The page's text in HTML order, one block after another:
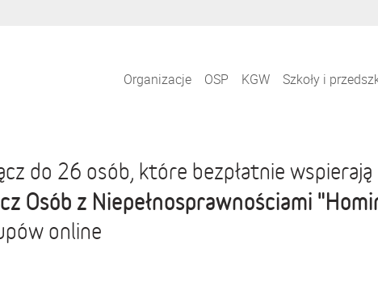
Organizacje OSP KGW Szkoły i
do 26 osób, które bezpłatnie wspierają
Osób z Niepełnosprawnościami
online